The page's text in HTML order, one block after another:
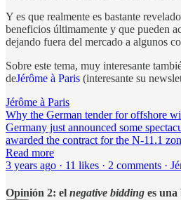
Y es que realmente es bastante
beneficios últimamente y que pueden
dejando fuera del mercado a algunos
Sobre este tema, muy interesante
deJérôme à Paris (interesante su
Jérôme à Paris
Why the German tender for offshore
Germany just announced some
awarded the contract for the N-11.1
Read more
3 years ago · 11 likes · 2 comments ·
Opinión 2: el negative bidding es